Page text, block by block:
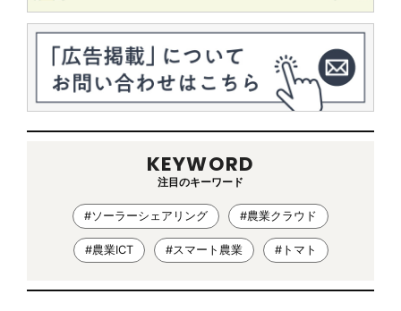
KEYWORD
注目のキーワード
#ソーラーシェアリング #農業クラウド
#農業ICT #スマート農業 #トマト